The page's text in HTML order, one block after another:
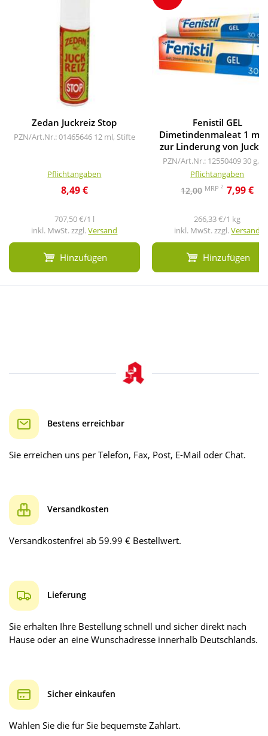
Zedan Juckreiz Stop
PZN/Art.Nr.: 01465646 12 ml, Stifte
Pflichtangaben
8,49 €
707,50 €/1 l
inkl. MwSt. zzgl.Versand
Hinzufügen
Fenistil GEL
Dimetindenmaleat 1
zur Linderung von
PZN/Art.Nr.: 12550409 30 g,
Pflichtangaben
12,00 MRP2 7,99 €
266,33 €/1 kg
inkl. MwSt. zzgl.Versand
Hinzufügen
Bestens erreichbar
Sie erreichen uns per Telefon, Fax, Post, E-Mail oder Chat.
Versandkosten
Versandkostenfrei ab 59.99 € Bestellwert.
Lieferung
Sie erhalten Ihre Bestellung schnell und sicher direkt nach
Hause oder an eine Wunschadresse innerhalb Deutschlands.
Sicher einkaufen
Wählen Sie die für Sie bequemste Zahlart.